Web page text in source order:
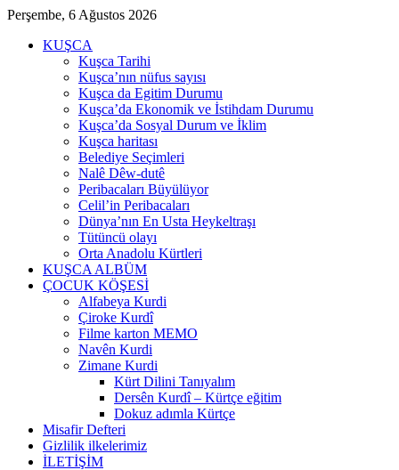
Perşembe, 6 Ağustos 2026
KUŞCA
Kuşca Tarihi
Kuşca’nın nüfus sayısı
Kuşca da Egitim Durumu
Kuşca’da Ekonomik ve İstihdam Durumu
Kuşca’da Sosyal Durum ve İklim
Kuşca haritası
Belediye Seçimleri
Nalê Dêw-dutê
Peribacaları Büyülüyor
Celil’in Peribacaları
Dünya’nın En Usta Heykeltraşı
Tütüncü olayı
Orta Anadolu Kürtleri
KUŞCA ALBÜM
ÇOCUK KÖŞESİ
Alfabeya Kurdi
Çiroke Kurdî
Filme karton MEMO
Navên Kurdi
Zimane Kurdi
Kürt Dilini Tanıyalım
Dersên Kurdî – Kürtçe eğitim
Dokuz adımla Kürtçe
Misafir Defteri
Gizlilik ilkelerimiz
İLETİŞİM